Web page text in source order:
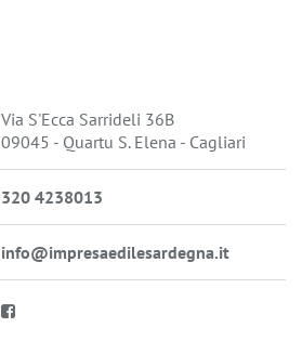
Via S'Ecca Sarrideli 36B
09045 - Quartu S. Elena - Cagliari
320 4238013
info@impresaedilesardegna.it